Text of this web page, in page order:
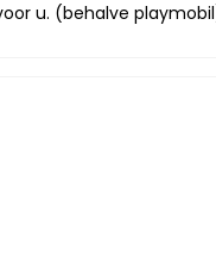
u. (behalve